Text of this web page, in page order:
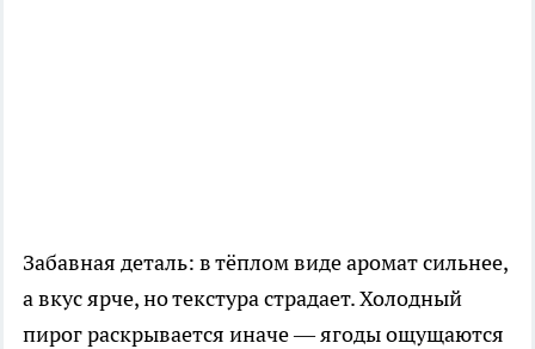
Забавная деталь: в тёплом виде аромат сильнее,
а вкус ярче, но текстура страдает. Холодный
пирог раскрывается иначе — ягоды ощущаются